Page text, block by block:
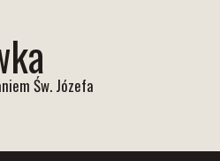
Św. Józefa